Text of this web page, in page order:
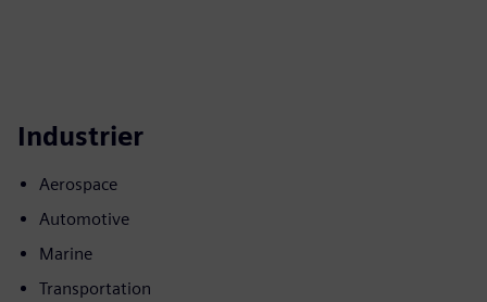
Industrier
Aerospace
Automotive
Marine
Transportation